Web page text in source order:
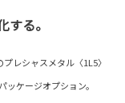
る。
レシャスメタル〈1L5〉
ケージオプション。